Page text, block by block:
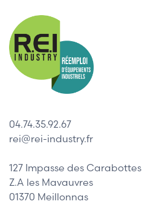
04.74.35.92.67
rei@rei-industry.fr
127 Impasse des Carabottes
Z.A les Mavauvres
01370 Meillonnas